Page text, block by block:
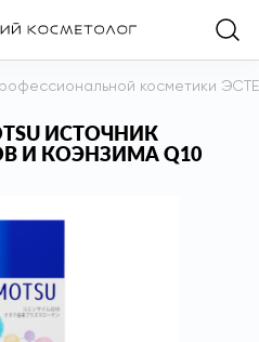
косметики
ИСТОЧНИК
И КОЭНЗИМА Q10